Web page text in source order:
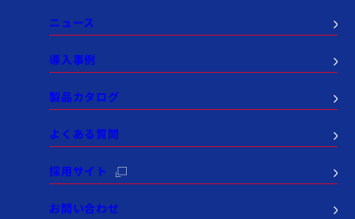
ニュース
導入事例
製品カタログ
よくある質問
採用サイト
お問い合わせ